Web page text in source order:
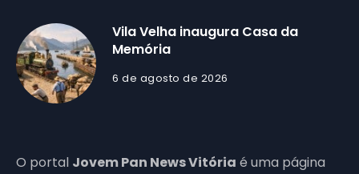
Vila Velha inaugura Casa da
Memória
6 de agosto de 2026
O portal Jovem Pan News Vitória é uma página